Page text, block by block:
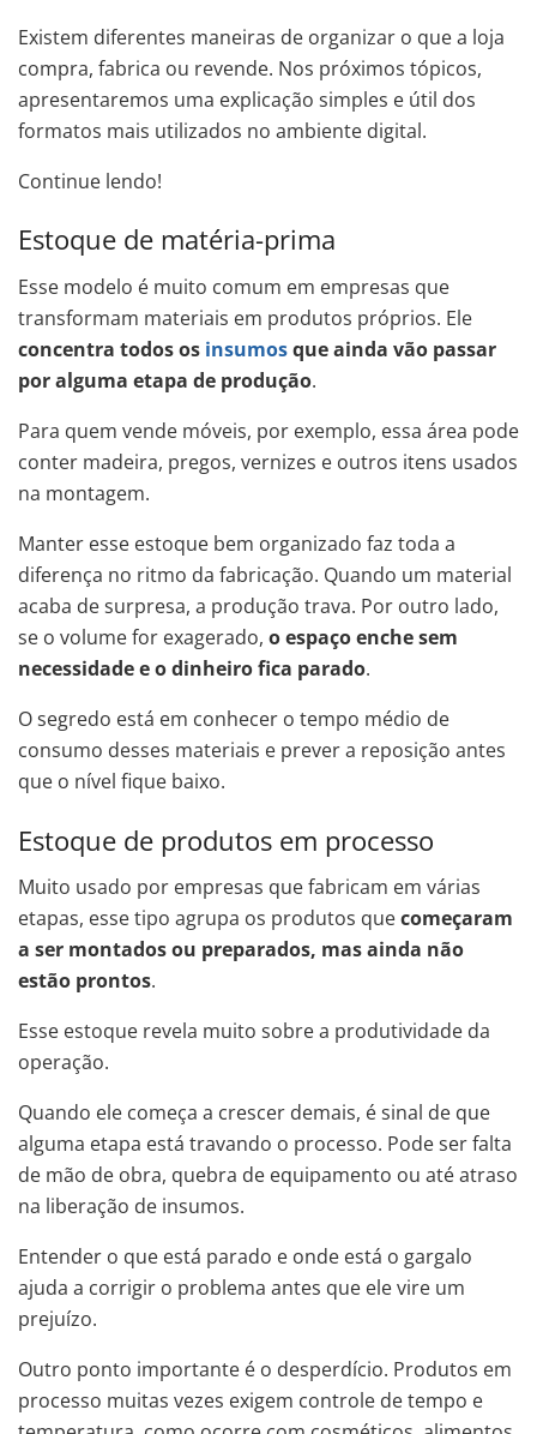
Existem diferentes maneiras de organizar o que a loja
compra, fabrica ou revende. Nos próximos tópicos,
apresentaremos uma explicação simples e útil dos
formatos mais utilizados no ambiente digital.
Continue lendo!
Estoque de matéria-prima
Esse modelo é muito comum em empresas que
transformam materiais em produtos próprios. Ele
concentra todos os insumosque ainda vão passar
por alguma etapa de produção.
Para quem vende móveis, por exemplo, essa área pode
conter madeira, pregos, vernizes e outros itens usados
na montagem.
Manter esse estoque bem organizado faz toda a
diferença no ritmo da fabricação. Quando um material
acaba de surpresa, a produção trava. Por outro lado,
se o volume for exagerado, o espaço enche sem
necessidade e o dinheiro fica parado.
O segredo está em conhecer o tempo médio de
consumo desses materiais e prever a reposição antes
que o nível fique baixo.
Estoque de produtos em processo
Muito usado por empresas que fabricam em várias
etapas, esse tipo agrupa os produtos quecomeçaram
a ser montados ou preparados, mas ainda não
estão prontos.
Esse estoque revela muito sobre a produtividade da
operação.
Quando ele começa a crescer demais, é sinal de que
alguma etapa está travando o processo. Pode ser falta
de mão de obra, quebra de equipamento ou até atraso
na liberação de insumos.
Entender o que está parado e onde está o gargalo
ajuda a corrigir o problema antes que ele vire um
prejuízo.
Outro ponto importante é o desperdício. Produtos em
processo muitas vezes exigem controle de tempo e